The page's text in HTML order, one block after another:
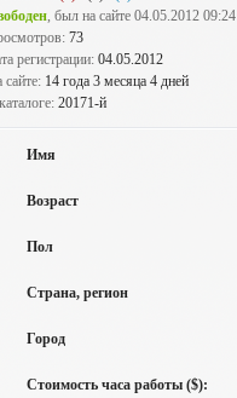
, был на сайте 04.05.2012 09:24
73
регистрации: 04.05.2012
сайте: 14 года 3 месяца 4 дней
20171-й
Имя
Возраст
Пол
Страна, регион
Город
Стоимость часа работы ($):